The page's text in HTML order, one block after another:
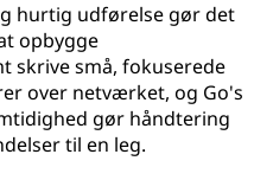
hurtig udførelse gør det
opbygge
skrive små, fokuserede
over netværket, og Go's
gør håndtering
til en leg.